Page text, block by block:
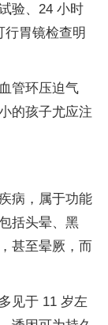
验、24 小时
行胃镜检查明
管环压迫气
的孩子尤应注
病，属于功能
括头晕、黑
甚至晕厥，而
见于 11 岁左